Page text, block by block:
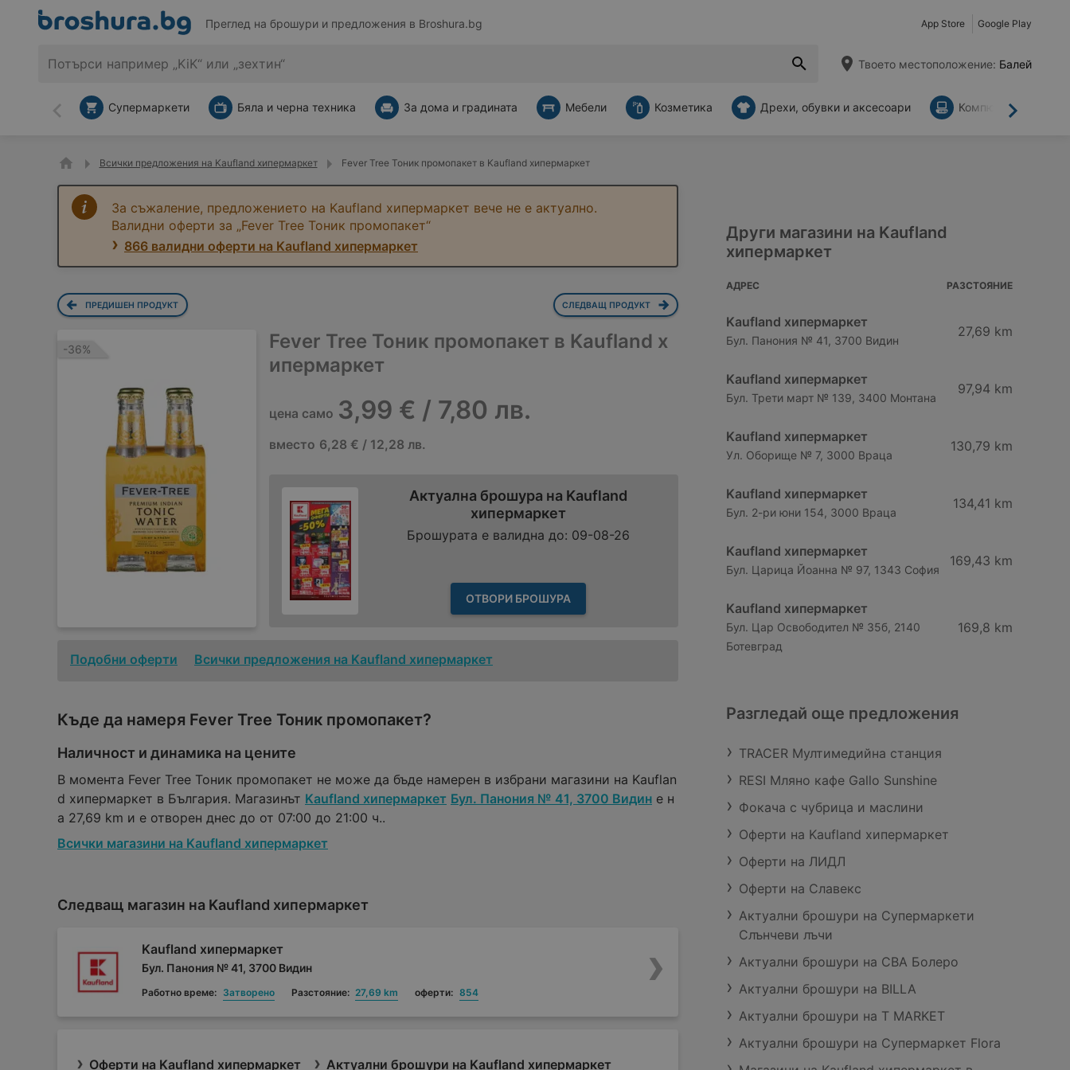
Преглед на брошури и предложения в Broshura.bg App Store Google Play
Твоето местоположение: Балей
Назад Напред
Супермаркети Бяла и черна техника За дома и градината Мебели Козметика Дрехи, обувки и аксесоари Компютри и
Всички предложения на Kaufland хипермаркет Fever Tree Тоник промопакет в Kaufland хипермаркет
За съжаление, предложението на Kaufland хипермаркет вече не е актуално.
Валидни оферти за „Fever Tree Тоник промопакет“
866 валидни оферти на Kaufland хипермаркет
ПРЕДИШЕН ПРОДУКТ СЛЕДВАЩ ПРОДУКТ
-36%
Fever Tree Тоник промопакет в Kaufland х
ипермаркет
цена само 3,99 € / 7,80 лв.
вместо 6,28 € / 12,28 лв.
Актуална брошура на Kaufland
хипермаркет
Брошурата е валидна до: 09-08-26
ОТВОРИ БРОШУРА
Подобни оферти Всички предложения на Kaufland хипермаркет
Къде да намеря Fever Tree Тоник промопакет?
Наличност и динамика на цените
В момента Fever Tree Тоник промопакет не може да бъде намерен в избрани магазини на Kauflan
d хипермаркет в България. Магазинът Kaufland хипермаркет Бул. Панония № 41, 3700 Видин е н
а 27,69 km и е отворен днес до от 07:00 до 21:00 ч..
Всички магазини на Kaufland хипермаркет
Следващ магазин на Kaufland хипермаркет
Kaufland хипермаркет
Бул. Панония № 41, 3700 Видин
Работно време: Затворено Разстояние: 27,69 km оферти: 854
Оферти на Kaufland хипермаркет Актуални брошури на Kaufland хипермаркет
Други магазини на Kaufland
хипермаркет
АДРЕС РАЗСТОЯНИЕ
Kaufland хипермаркет
Бул. Панония № 41, 3700 Видин
27,69 km
Kaufland хипермаркет
Бул. Трети март № 139, 3400 Монтана
97,94 km
Kaufland хипермаркет
Ул. Оборище № 7, 3000 Враца
130,79 km
Kaufland хипермаркет
Бул. 2-ри юни 154, 3000 Враца
134,41 km
Kaufland хипермаркет
Бул. Царица Йоанна № 97, 1343 София
169,43 km
Kaufland хипермаркет
Бул. Цар Освободител № 35б, 2140
Ботевград
169,8 km
Разгледай още предложения
TRACER Мултимедийна станция
RESI Мляно кафе Gallo Sunshine
Фокача с чубрица и маслини
Оферти на Kaufland хипермаркет
Оферти на ЛИДЛ
Оферти на Славекс
Актуални брошури на Супермаркети
Слънчеви лъчи
Актуални брошури на CBA Болеро
Актуални брошури на BILLA
Актуални брошури на T MARKET
Актуални брошури на Супермаркет Flora